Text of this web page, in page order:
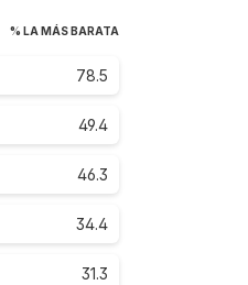
% LA MÁS BARATA
78.5
49.4
46.3
34.4
31.3